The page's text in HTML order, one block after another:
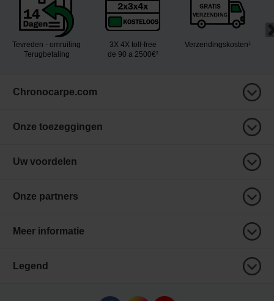
Tevreden - omruiling
Terugbetaling
3X 4X toll-free
de 90 a 2500€²
Verzendingskosten¹
Chronocarpe.com
Onze toezeggingen
Uw voordelen
Onze partners
Meer informatie
Legend